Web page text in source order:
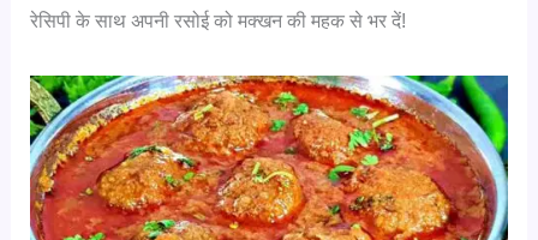
रेसिपी के साथ अपनी रसोई को मक्खन की महक से भर दें!